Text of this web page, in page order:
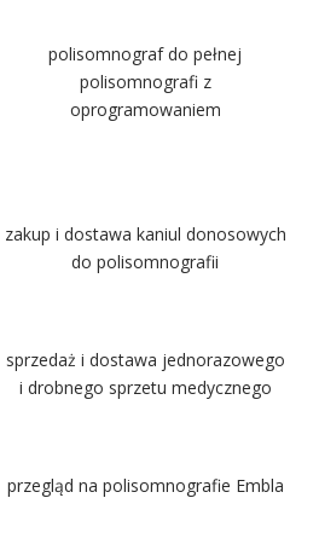
polisomnograf do pełnej
polisomnografi z
oprogramowaniem
zakup i dostawa kaniul donosowych
do polisomnografii
sprzedaż i dostawa jednorazowego
i drobnego sprzetu medycznego
przegląd na polisomnografie Embla